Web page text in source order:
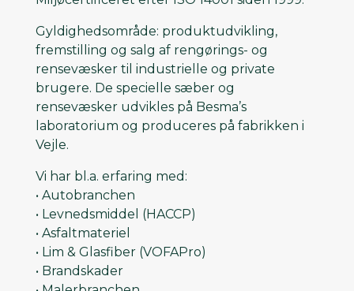
Gyldighedsområde: produktudvikling,
fremstilling og salg af rengørings- og
rensevæsker til industrielle og private
brugere. De specielle sæber og
rensevæsker udvikles på Besma’s
laboratorium og produceres på fabrikken i
Vejle.
Vi har bl.a. erfaring med:
• Autobranchen
• Levnedsmiddel (HACCP)
• Asfaltmateriel
• Lim & Glasfiber (VOFAPro)
• Brandskader